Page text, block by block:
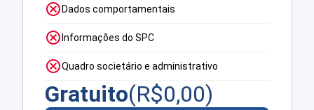
Dados comportamentais
Informações do SPC
Quadro societário e administrativo
Gratuito(R$0,00)